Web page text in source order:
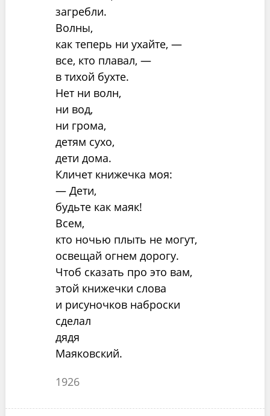
загребли.
Волны,
как теперь ни ухайте, —
все, кто плавал, —
в тихой бухте.
Нет ни волн,
ни вод,
ни грома,
детям сухо,
дети дома.
Кличет книжечка моя:
— Дети,
будьте как маяк!
Всем,
кто ночью плыть не могут,
освещай огнем дорогу.
Чтоб сказать про это вам,
этой книжечки слова
и рисуночков наброски
сделал
дядя
Маяковский.
1926